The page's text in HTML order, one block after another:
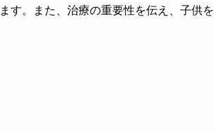
す。また、治療の重要性を伝え、子供を